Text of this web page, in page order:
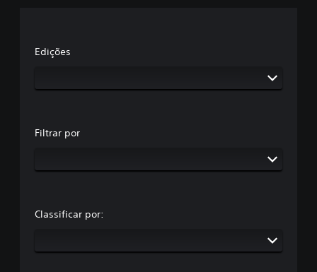
Edições
Filtrar por
Classificar por: